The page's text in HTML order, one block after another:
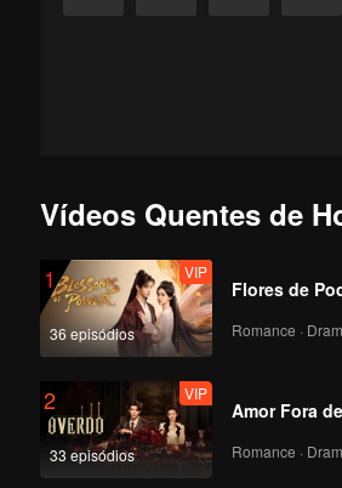
Vídeos Quentes de
1
36 episódios
VIP
Flores de
Romance ·
2
33 episódios
VIP
Amor Fora
Romance ·